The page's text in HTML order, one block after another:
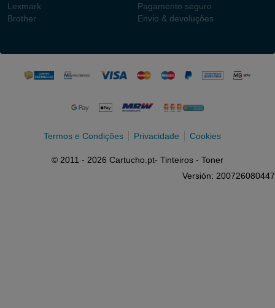
Lexmark
Brother
Pagamento seguro
Envio & devoluções
Termos e Condições Privacidade Cookies
© 2011 - 2026 Cartucho.pt- Tinteiros - Toner
Versión: 200726080447